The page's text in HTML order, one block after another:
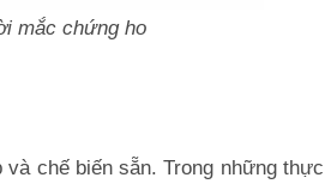
mắc chứng ho
chế biến sẵn. Trong những thực